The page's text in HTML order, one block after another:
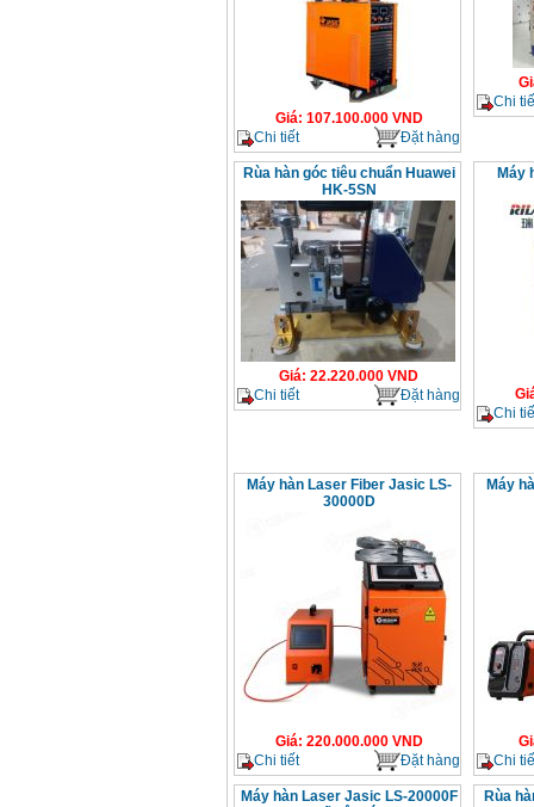
Giá: 107.100.000VND
Chi tiết
Đặt hàng
Chi
Rùa hàn góc tiêu chuẩn Huawei
HK-5SN
Giá: 22.220.000 VND
Chi tiết
Đặt hàng
Máy
Chi
Máy hàn Laser Fiber Jasic LS-
30000D
Giá: 220.000.000VND
Chi tiết
Đặt hàng
Máy
Chi
Máy hàn Laser Jasic LS-20000F
Rùa